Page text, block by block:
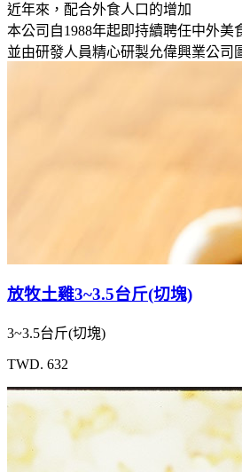
近年來，配合外食人口的增加
本公司自1988年起即持續聘任中外美
並由研發人員精心研製允偉興業公司
放牧土雞3~3.5台斤(切塊)
3~3.5台斤(切塊)
TWD. 632